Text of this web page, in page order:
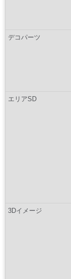
デコパーツ
エリアSD
3Dイメージ